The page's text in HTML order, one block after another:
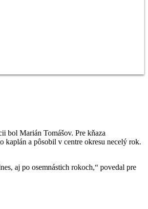
bol Marián Tomášov. Pre kňaza
kaplán a pôsobil v centre okresu necelý rok.
aj po osemnástich rokoch,“ povedal pre